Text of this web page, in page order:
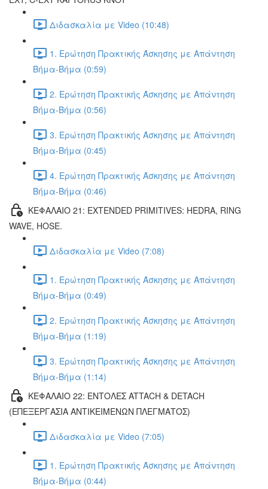
Διδασκαλία με Video (10:48)
1. Ερώτηση Πρακτικής Άσκησης με Απάντηση
Βήμα-Βήμα (0:59)
2. Ερώτηση Πρακτικής Άσκησης με Απάντηση
Βήμα-Βήμα (0:56)
3. Ερώτηση Πρακτικής Άσκησης με Απάντηση
Βήμα-Βήμα (0:45)
4. Ερώτηση Πρακτικής Άσκησης με Απάντηση
Βήμα-Βήμα (0:46)
ΚΕΦΑΛΑΙΟ 21: EXTENDED PRIMITIVES: HEDRA, RING
WAVE, HOSE.
Διδασκαλία με Video (7:08)
1. Ερώτηση Πρακτικής Άσκησης με Απάντηση
Βήμα-Βήμα (0:49)
2. Ερώτηση Πρακτικής Άσκησης με Απάντηση
Βήμα-Βήμα (1:19)
3. Ερώτηση Πρακτικής Άσκησης με Απάντηση
Βήμα-Βήμα (1:14)
ΚΕΦΑΛΑΙΟ 22: ΕΝΤΟΛΕΣ ATTACH & DETACH
(ΕΠΕΞΕΡΓΑΣΙΑ ΑΝΤΙΚΕΙΜΕΝΩΝ ΠΛΕΓΜΑΤΟΣ)
Διδασκαλία με Video (7:05)
1. Ερώτηση Πρακτικής Άσκησης με Απάντηση
Βήμα-Βήμα (0:44)